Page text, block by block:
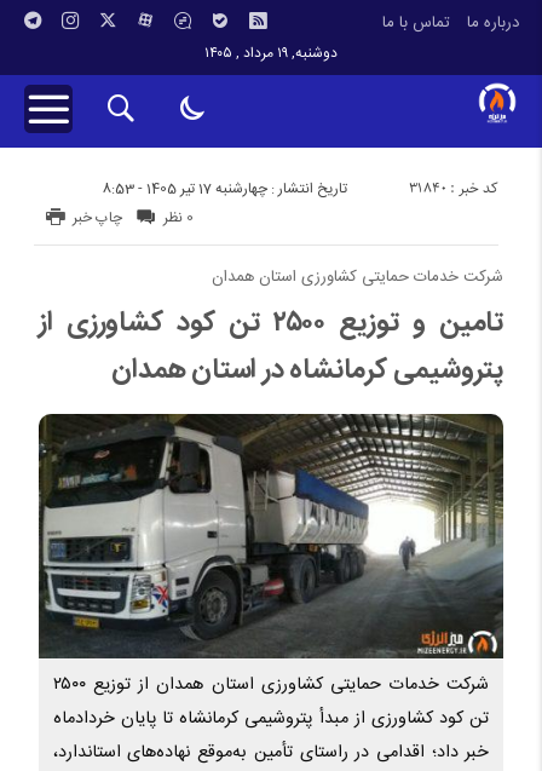
درباره ما تماس با ما
دوشنبه, ۱۹ مرداد , ۱۴۰۵
تاریخ انتشار : چهارشنبه 17 تیر 1405 - 8:53 کد خبر : 31840
چاپ خبر 0 نظر
شرکت خدمات حمایتی کشاورزی استان همدان
تامین و توزیع ۲۵۰۰ تن کود کشاورزی از
پتروشیمی کرمانشاه در استان همدان
شرکت خدمات حمایتی کشاورزی استان همدان از توزیع ۲۵۰۰
تن کود کشاورزی از مبدأ پتروشیمی کرمانشاه تا پایان خردادماه
خبر داد؛ اقدامی در راستای تأمین به‌موقع نهاده‌های استاندارد،